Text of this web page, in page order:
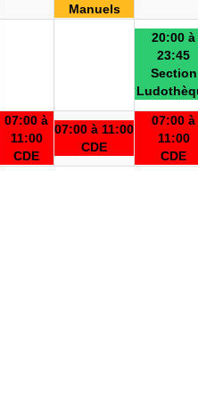
Manuels
20:00 à
23:45
Section
07:00 à
11:00
CDE
07:00 à 11:00
CDE
07:00 à
11:00
CDE